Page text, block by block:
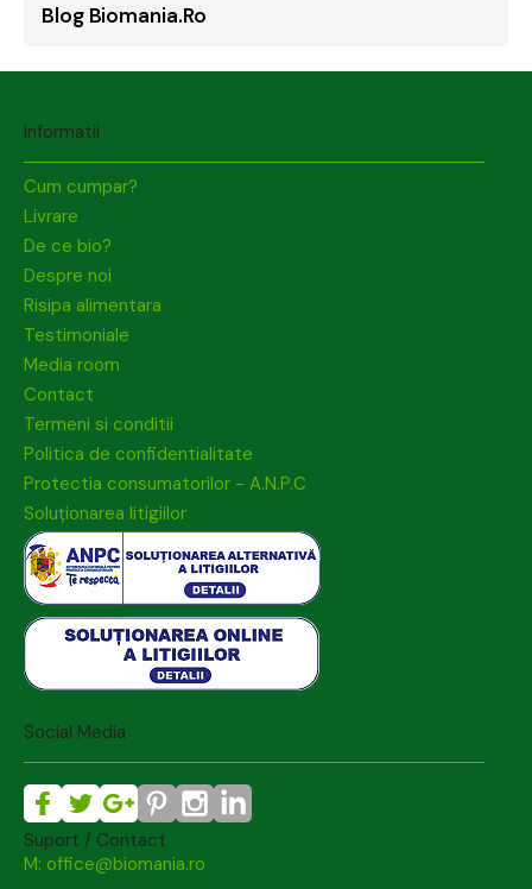
Blog Biomania.ro
Informatii
Cum cumpar?
Livrare
De ce bio?
Despre noi
Risipa alimentara
Testimoniale
Media room
Contact
Termeni si conditii
Politica de confidentialitate
Protectia consumatorilor - A.N.P.C
Soluționarea litigiilor
Social Media
Suport / Contact
M: office@biomania.ro